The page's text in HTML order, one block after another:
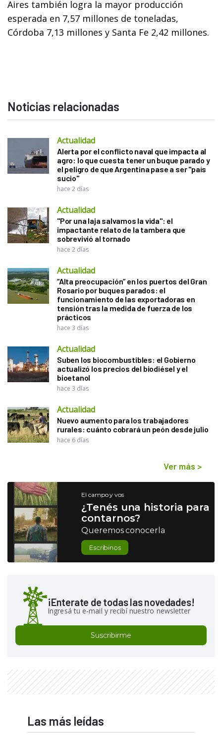
Aires también logra la mayor producción
esperada en 7,57 millones de toneladas,
Córdoba 7,13 millones y Santa Fe 2,42 millones.
Noticias relacionadas
Actualidad
Alerta por el conflicto naval que impacta al
agro: lo que cuesta tener un buque parado y
el peligro de que Argentina pase a ser "país
sucio"
hace 2 días
Actualidad
"Por una laja salvamos la vida": el
impactante relato de la tambera que
sobrevivió al tornado
hace 2 días
Actualidad
“Alta preocupación” en los puertos del Gran
Rosario por buques parados: el
funcionamiento de las exportadoras en
tensión tras la medida de fuerza de los
prácticos
hace 3 días
Actualidad
Suben los biocombustibles: el Gobierno
actualizó los precios del biodiésel y el
bioetanol
hace 3 días
Actualidad
Nuevo aumento para los trabajadores
rurales: cuánto cobrará un peón desde julio
hace 6 días
Ver más >
El campo y vos
¿Tenés una historia para
contarnos?
Queremos conocerla
Escribinos
¡Enterate de todas las novedades!
Ingresá tu e-mail y recibí nuestro newsletter
Suscribirme
Las más leídas